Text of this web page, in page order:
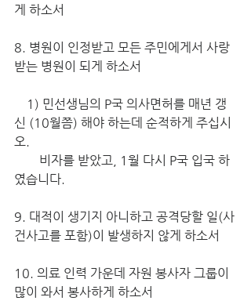
게 하소서
8. 병원이 인정받고 모든 주민에게서 사랑
받는 병원이 되게 하소서
신 (10월쯤) 해야 하는데 순적하게 주십시
오.
였습니다.
9. 대적이 생기지 아니하고 공격당할 일(사
건사고를 포함)이 발생하지 않게 하소서
10. 의료 인력 가운데 자원 봉사자 그룹이
많이 와서 봉사하게 하소서